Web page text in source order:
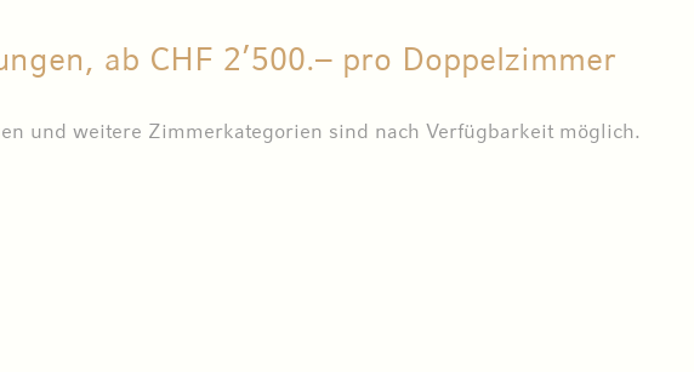
ab CHF 2’500.– pro Doppelzimmer
und weitere Zimmerkategorien sind nach Verfügbarkeit möglich.